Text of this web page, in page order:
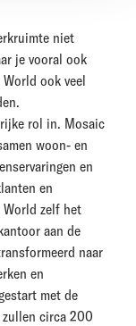
niet
je vooral ook
ook veel
rol in. Mosaic
woon- en
en
en
zelf het
aan de
naar
en
met de
circa 200